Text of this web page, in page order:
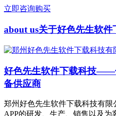
立即咨询购买
about us关于好色先生软件
好色先生软件下载科技——
备供应商
郑州好色先生软件下载科技有
APP的研发、生产、销售以